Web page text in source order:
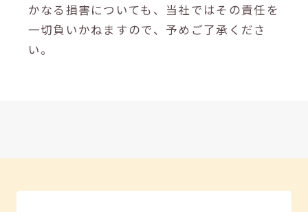
かなる損害についても、当社ではその責任を
一切負いかねますので、予めご了承くださ
い。